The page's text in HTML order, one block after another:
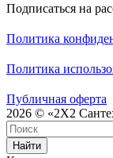
Подписаться на
Политика
Политика
Публичная оферта
2026 © «2X2
Найти